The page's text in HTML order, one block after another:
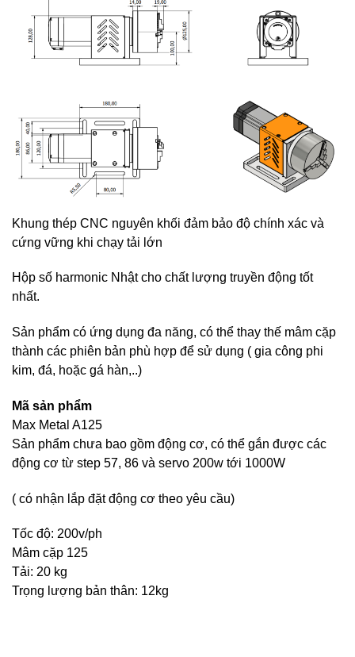
Khung thép CNC nguyên khối đảm bảo độ chính xác và
cứng vững khi chạy tải lớn
Hộp số harmonic Nhật cho chất lượng truyền động tốt
nhất.
Sản phẩm có ứng dụng đa năng, có thể thay thế mâm cặp
thành các phiên bản phù hợp để sử dụng ( gia công phi
kim, đá, hoặc gá hàn,..)
Mã sản phẩm
Max Metal A125
Sản phẩm chưa bao gồm động cơ, có thể gắn được các
động cơ từ step 57, 86 và servo 200w tới 1000W
( có nhận lắp đặt động cơ theo yêu cầu)
Tốc độ: 200v/ph
Mâm cặp 125
Tải: 20 kg
Trọng lượng bản thân: 12kg